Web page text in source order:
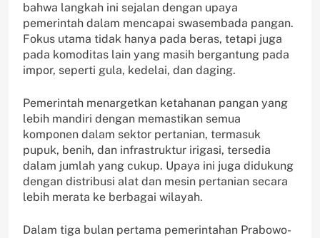
bahwa langkah ini sejalan dengan upaya
pemerintah dalam mencapai swasembada pangan.
Fokus utama tidak hanya pada beras, tetapi juga
pada komoditas lain yang masih bergantung pada
impor, seperti gula, kedelai, dan daging.
Pemerintah menargetkan ketahanan pangan yang
lebih mandiri dengan memastikan semua
komponen dalam sektor pertanian, termasuk
pupuk, benih, dan infrastruktur irigasi, tersedia
dalam jumlah yang cukup. Upaya ini juga didukung
dengan distribusi alat dan mesin pertanian secara
lebih merata ke berbagai wilayah.
Dalam tiga bulan pertama pemerintahan Prabowo-